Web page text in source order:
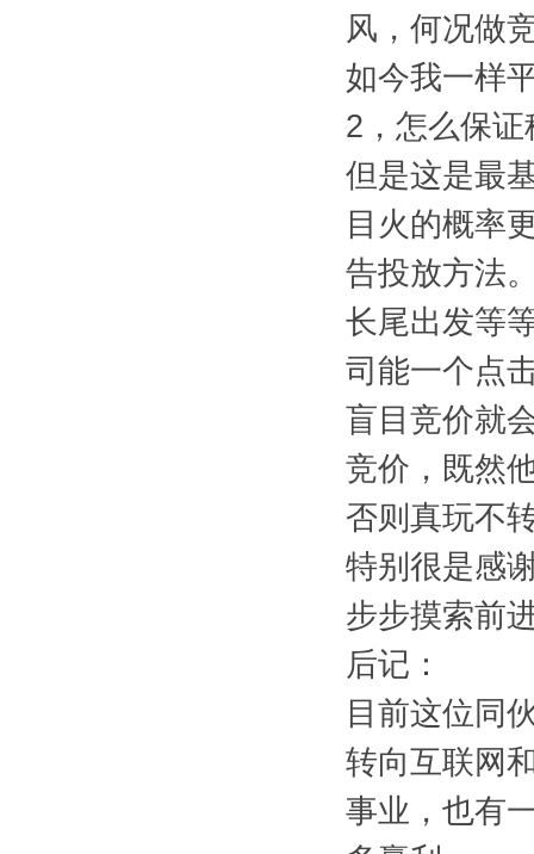
风，何况做
如今我一样
2，怎么保
但是这是最
目火的概率
告投放方法
长尾出发等
司能一个点
盲目竞价就
竞价，既然
否则真玩不
特别很是感
步步摸索前
后记：
目前这位同
转向互联网
事业，也有